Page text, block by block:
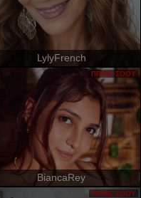
LylyFrench
BiancaRey
ΠΡΙΒΈ ΣΌΟΥ
ΠΡΙΒΈ ΣΌΟΥ